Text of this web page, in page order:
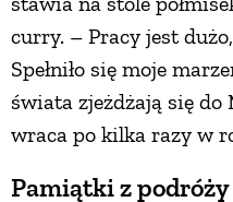
curry. – Pracy jest
Spełniło się moje
świata zjeżdżają się
wraca po kilka razy w
Pamiątki z podróży